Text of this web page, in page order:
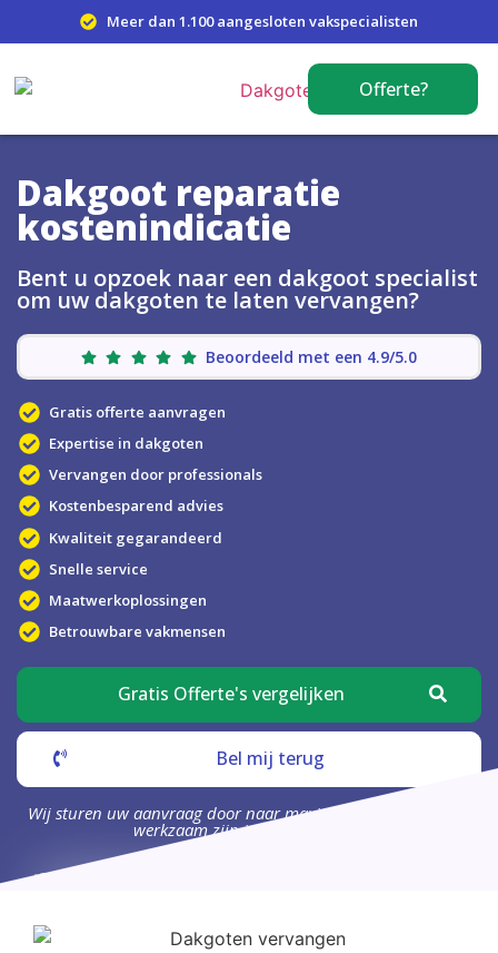
Meer dan 1.100 aangesloten vakspecialisten
Offerte?
Dakgoot reparatie
kostenindicatie
Bent u opzoek naar een dakgoot specialist
om uw dakgoten te laten vervangen?
Beoordeeld met een 4.9/5.0
Gratis offerte aanvragen
Expertise in dakgoten
Vervangen door professionals
Kostenbesparend advies
Kwaliteit gegarandeerd
Snelle service
Maatwerkoplossingen
Betrouwbare vakmensen
Gratis Offerte's vergelijken
Bel mij terug
Wij sturen uw aanvraag door naar maximaal 4 bedrijven die
werkzaam zijn in uw omgeving.